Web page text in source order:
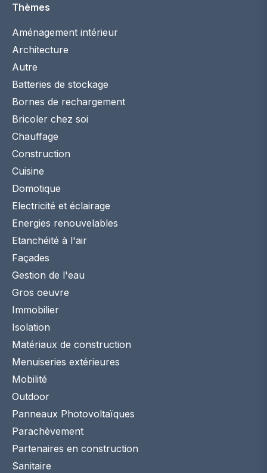
Thèmes
Aménagement intérieur
Architecture
Autre
Batteries de stockage
Bornes de rechargement
Bricoler chez soi
Chauffage
Construction
Cuisine
Domotique
Electricité et éclairage
Energies renouvelables
Etanchéité à l'air
Façades
Gestion de l'eau
Gros oeuvre
Immobilier
Isolation
Matériaux de construction
Menuiseries extérieures
Mobilité
Outdoor
Panneaux Photovoltaïques
Parachèvement
Partenaires en construction
Sanitaire